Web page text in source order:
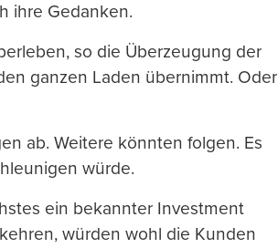
ihre Gedanken.
so die Überzeugung der
ganzen Laden übernimmt. Oder
ab. Weitere könnten folgen. Es
würde.
ein bekannter Investment
würden wohl die Kunden